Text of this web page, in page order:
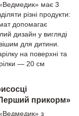
«Ведмедик» має 3
різні продукти:
допомагає
дизайн у вигляді
для дитини.
на поверхні та
— 20 см
прикорм»
з